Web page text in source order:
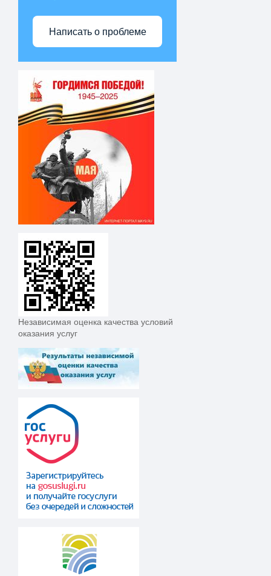
Написать о проблеме
Независимая оценка качества условий
оказания услуг